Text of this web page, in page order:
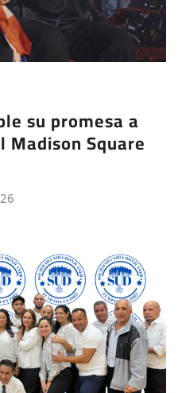
su promesa a
Madison Square